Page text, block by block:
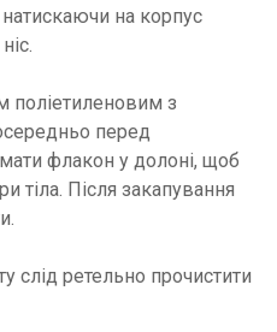
натискаючи на корпус
поліетиленовим з
перед
флакон у долоні, щоб
тіла. Після закапування
слід ретельно прочистити